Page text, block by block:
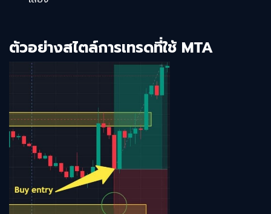
ตัวอย่างสไตล์การเทรดที่ใช้ MTA